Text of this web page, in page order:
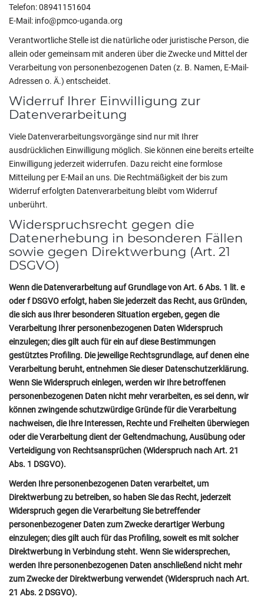
Telefon: 08941151604
E-Mail: info@pmco-uganda.org
Verantwortliche Stelle ist die natürliche oder juristische Person, die
allein oder gemeinsam mit anderen über die Zwecke und Mittel der
Verarbeitung von personenbezogenen Daten (z. B. Namen, E-Mail-
Adressen o. Ä.) entscheidet.
Widerruf Ihrer Einwilligung zur
Datenverarbeitung
Viele Datenverarbeitungsvorgänge sind nur mit Ihrer
ausdrücklichen Einwilligung möglich. Sie können eine bereits erteilte
Einwilligung jederzeit widerrufen. Dazu reicht eine formlose
Mitteilung per E-Mail an uns. Die Rechtmäßigkeit der bis zum
Widerruf erfolgten Datenverarbeitung bleibt vom Widerruf
unberührt.
Widerspruchsrecht gegen die
Datenerhebung in besonderen Fällen
sowie gegen Direktwerbung (Art. 21
DSGVO)
Wenn die Datenverarbeitung auf Grundlage von Art. 6 Abs. 1 lit. e
oder f DSGVO erfolgt, haben Sie jederzeit das Recht, aus Gründen,
die sich aus Ihrer besonderen Situation ergeben, gegen die
Verarbeitung Ihrer personenbezogenen Daten Widerspruch
einzulegen; dies gilt auch für ein auf diese Bestimmungen
gestütztes Profiling. Die jeweilige Rechtsgrundlage, auf denen eine
Verarbeitung beruht, entnehmen Sie dieser Datenschutzerklärung.
Wenn Sie Widerspruch einlegen, werden wir Ihre betroffenen
personenbezogenen Daten nicht mehr verarbeiten, es sei denn, wir
können zwingende schutzwürdige Gründe für die Verarbeitung
nachweisen, die Ihre Interessen, Rechte und Freiheiten überwiegen
oder die Verarbeitung dient der Geltendmachung, Ausübung oder
Verteidigung von Rechtsansprüchen (Widerspruch nach Art. 21
Abs. 1 DSGVO).
Werden Ihre personenbezogenen Daten verarbeitet, um
Direktwerbung zu betreiben, so haben Sie das Recht, jederzeit
Widerspruch gegen die Verarbeitung Sie betreffender
personenbezogener Daten zum Zwecke derartiger Werbung
einzulegen; dies gilt auch für das Profiling, soweit es mit solcher
Direktwerbung in Verbindung steht. Wenn Sie widersprechen,
werden Ihre personenbezogenen Daten anschließend nicht mehr
zum Zwecke der Direktwerbung verwendet (Widerspruch nach Art.
21 Abs. 2 DSGVO).